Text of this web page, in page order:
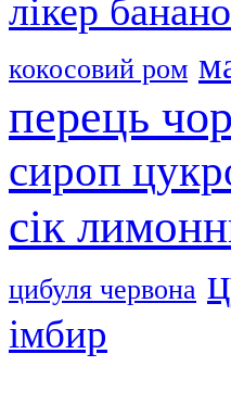
лікер
кокосовий ром
перець
сироп
сік
цибуля червона
імбир